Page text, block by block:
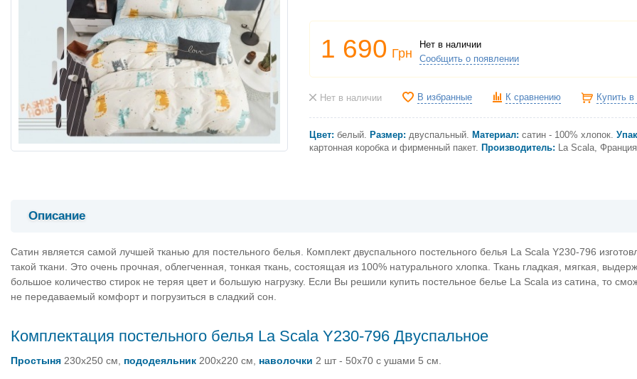
1 690 Грн
Нет в наличии
Сообщить о появлении
Нет в наличии В избранные К сравнению Купить
Цвет: белый. Размер: двуспальный. Материал: сатин - 100% хлопок.
картонная коробка и фирменный пакет. Производитель: La Scala,
Описание
Сатин является самой лучшей тканью для постельного белья. Комплект двуспального постельного белья La Scala Y230-796
такой ткани. Это очень прочная, облегченная, тонкая ткань, состоящая из 100% натурального хлопка. Ткань гладкая, мягкая,
большое количество стирок не теряя цвет и большую нагрузку. Если Вы решили купить постельное белье La Scala из сатина, то
не передаваемый комфорт и погрузиться в сладкий сон.
Комплектация постельного белья La Scala Y230-796 Двуспальное
Простыня 230х250 см, пододеяльник 200х220 см, наволочки 2 шт - 50х70 с ушами 5 см.